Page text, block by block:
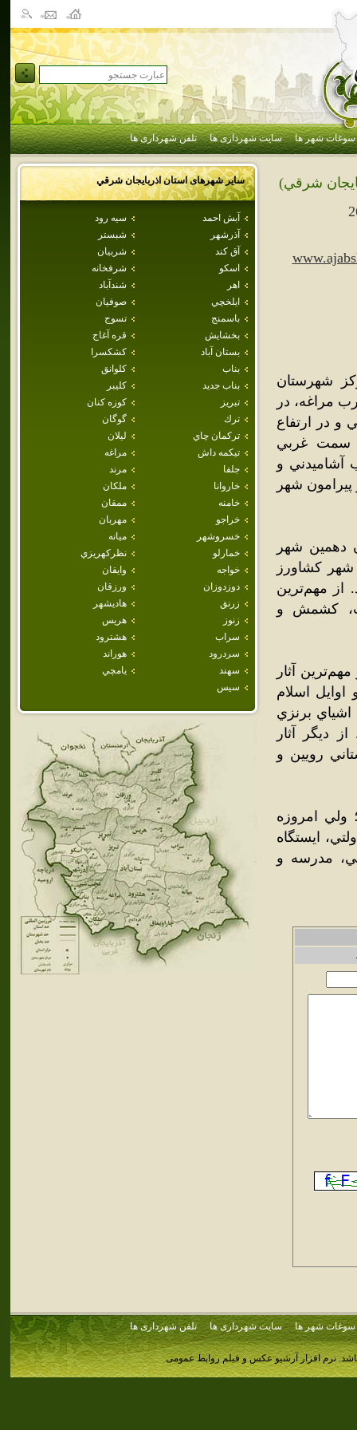
سوغات شهر ها سایت شهرداری ها تلفن شهرداری ها
سایر شهرهای استاناذربايجان شرقي
آبش احمد
سيه رود
آذرشهر
شبستر
آق كند
شربيان
اسكو
شرفخانه
اهر
شندآباد
ايلخچي
صوفيان
باسمنج
تسوج
بخشايش
قره آغاج
بستان آباد
كشكسرا
بناب
كلوانق
بناب جديد
كليبر
تبريز
كوزه كنان
ترك
گوگان
تركمان چاي
ليلان
تيكمه داش
مراغه
جلفا
مرند
خاروانا
ملكان
خامنه
ممقان
خراجو
مهربان
خسروشهر
ميانه
خمارلو
نظركهريزي
خواجه
وايقان
دوزدوزان
ورزقان
زرنق
هاديشهر
زنوز
هريس
سراب
هشترود
سردرود
هوراند
سهند
يامچي
سيس
شرقي)
شهرستان
شمال غرب مراغه، در
دقيقه طول شرقي و در ارتفاع
سمت غربي
و
شهر
به‌عنوان دهمين شهر
ساکنان اين شهر کشاورز
از مهم‌ترين
کشمش و
آثار
اسلام
برنزي
ديگر آثار
رويين و
ولي امروزه
ايستگاه
مدرسه و
سوغات شهر ها سایت شهرداری ها تلفن شهرداری ها
نرم افزار آرشیو عکس و فیلم روابط عمومی